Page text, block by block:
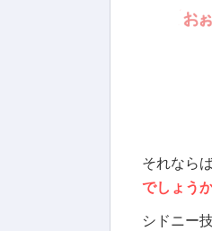
それなら
でしょう
シドニー